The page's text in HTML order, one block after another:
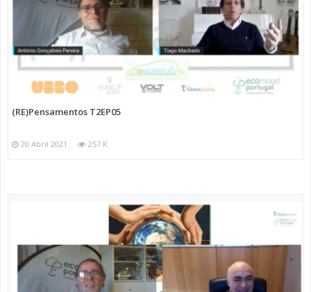
(RE)Pensamentos T2EP05
20 Abril 2021 257 K